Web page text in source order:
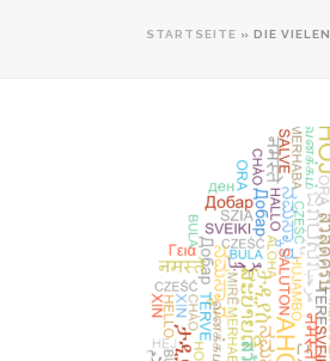
STARTSEITE » DIE